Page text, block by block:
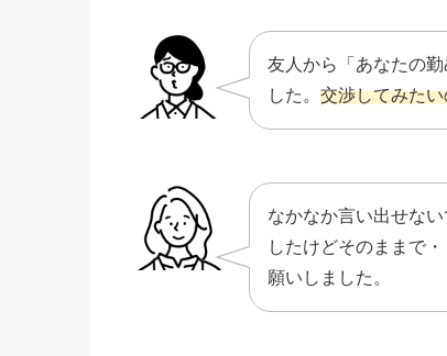
友人から「あなたの
した。 交渉してみた
なかなか言い出せな
したけどそのままで
願いしました。